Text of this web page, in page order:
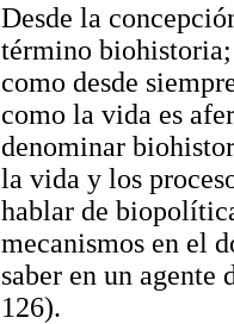
Desde la
término
como desde
como la vida es
denominar
la vida y los
hablar de
mecanismos en el
saber en un
126).